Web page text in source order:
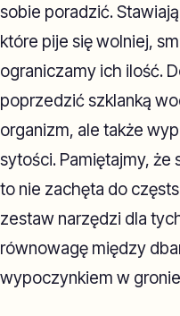
sobie poradzić.
które pije się wolniej,
ograniczamy ich ilość.
poprzedzić szklanką
organizm, ale także
sytości. Pamiętajmy, że
to nie zachęta do
zestaw narzędzi dla
równowagę między
wypoczynkiem w